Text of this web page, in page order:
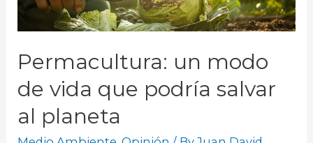
Permacultura: un modo
de vida que podría salvar
al planeta